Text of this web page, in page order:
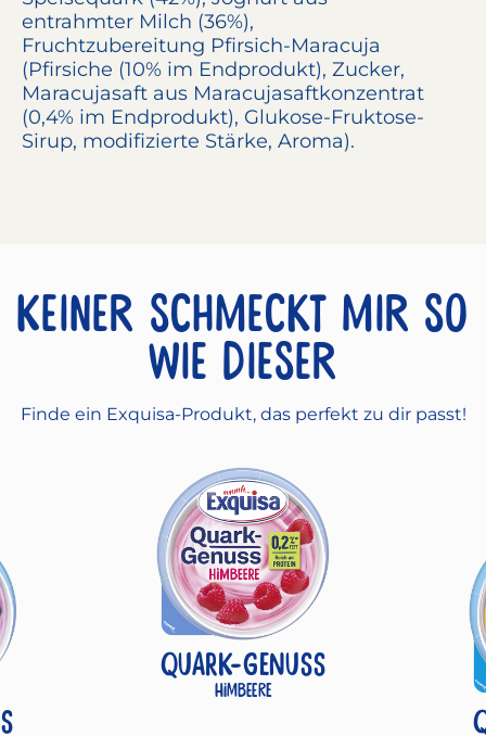
entrahmter Milch (36%),
Fruchtzubereitung Pfirsich-Maracuja
(Pfirsiche (10% im Endprodukt), Zucker,
Maracujasaft aus Maracujasaftkonzentrat
(0,4% im Endprodukt), Glukose-Fruktose-
Sirup, modifizierte Stärke, Aroma).
Keiner schmeckt mir so
wie dieser
Finde ein Exquisa-Produkt, das perfekt zu dir passt!
QUARK-GENUSS
Himbeere